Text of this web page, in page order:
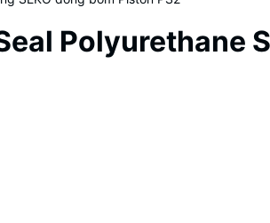
Polyurethane